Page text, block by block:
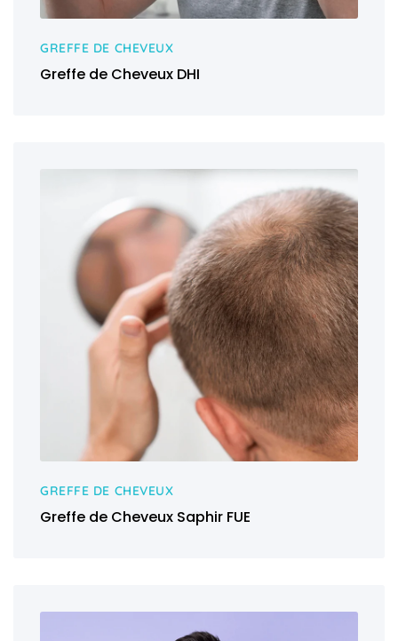
GREFFE DE CHEVEUX
Greffe de Cheveux DHI
GREFFE DE CHEVEUX
Greffe de Cheveux Saphir FUE